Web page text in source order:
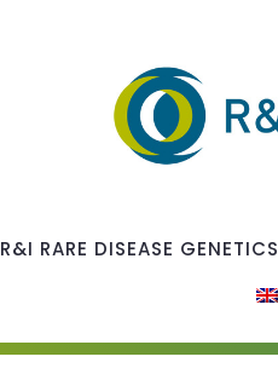
R&I RARE DISEASE GENETICS